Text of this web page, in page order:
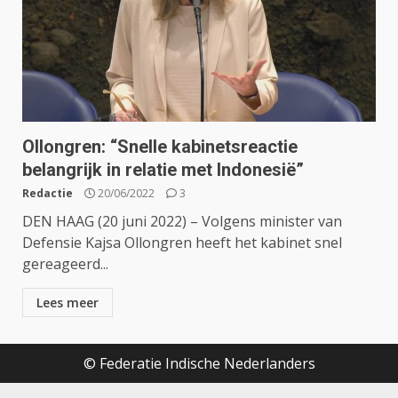
Ollongren: “Snelle kabinetsreactie
belangrijk in relatie met Indonesië”
Redactie 20/06/2022 3
DEN HAAG (20 juni 2022) – Volgens minister van
Defensie Kajsa Ollongren heeft het kabinet snel
gereageerd...
Lees meer
© Federatie Indische Nederlanders